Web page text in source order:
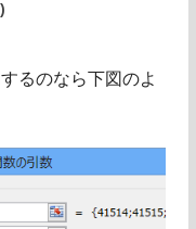
るのなら下図のよ